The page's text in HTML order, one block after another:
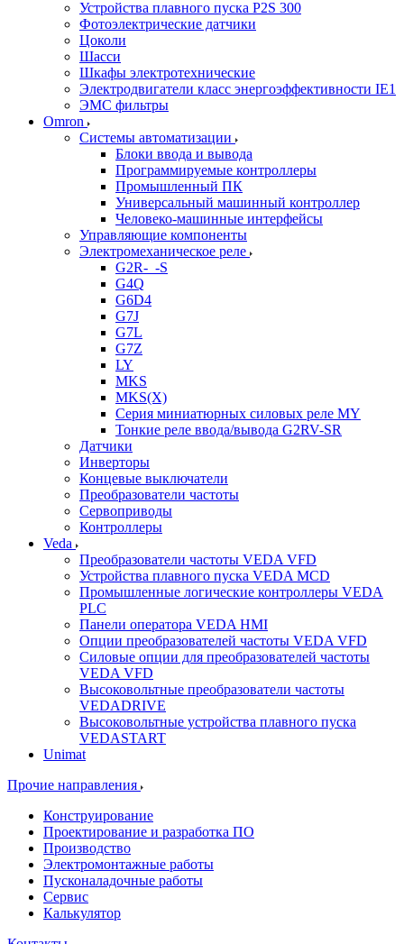
Устройства плавного пуска P2S 300
Фотоэлектрические датчики
Цоколи
Шасси
Шкафы электротехнические
Электродвигатели класс энергоэффективности IE1
ЭМС фильтры
Omron
Системы автоматизации
Блоки ввода и вывода
Программируемые контроллеры
Промышленный ПК
Универсальный машинный контроллер
Человеко-машинные интерфейсы
Управляющие компоненты
Электромеханическое реле
G2R-_-S
G4Q
G6D4
G7J
G7L
G7Z
LY
MKS
MKS(X)
Серия миниатюрных силовых реле MY
Тонкие реле ввода/вывода G2RV-SR
Датчики
Инверторы
Концевые выключатели
Преобразователи частоты
Сервоприводы
Контроллеры
Veda
Преобразователи частоты VEDA VFD
Устройства плавного пуска VEDA MCD
Промышленные логические контроллеры VEDA
PLC
Панели оператора VEDA HMI
Опции преобразователей частоты VEDA VFD
Силовые опции для преобразователей частоты
VEDA VFD
Высоковольтные преобразователи частоты
VEDADRIVE
Высоковольтные устройства плавного пуска
VEDASTART
Unimat
Прочие направления
Конструирование
Проектирование и разработка ПО
Производство
Электромонтажные работы
Пусконаладочные работы
Сервис
Калькулятор